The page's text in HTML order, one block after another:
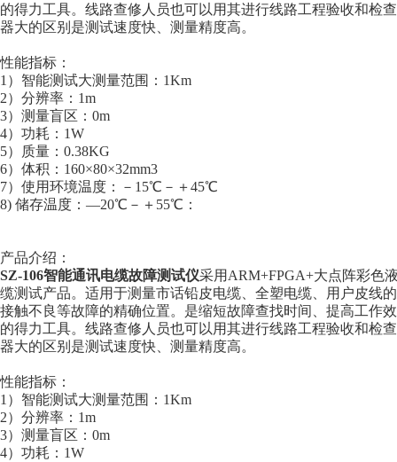
的得力工具。线路查修人员也可以用其进行线路工程验收和检
器大的区别是测试速度快、测量精度高。
性能指标：
1）智能测试大测量范围：1Km
2）分辨率：1m
3）测量盲区：0m
4）功耗：1W
5）质量：0.38KG
6）体积：160×80×32mm3
7）使用环境温度：－15℃－＋45℃
8) 储存温度：—20℃－＋55℃：
产品介绍：
SZ-106智能通讯电缆故障测试仪采用ARM+FPGA+大点阵彩色
缆测试产品。适用于测量市话铅皮电缆、全塑电缆、用户皮线
接触不良等故障的精确位置。是缩短故障查找时间、提高工作
的得力工具。线路查修人员也可以用其进行线路工程验收和检
器大的区别是测试速度快、测量精度高。
性能指标：
1）智能测试大测量范围：1Km
2）分辨率：1m
3）测量盲区：0m
4）功耗：1W